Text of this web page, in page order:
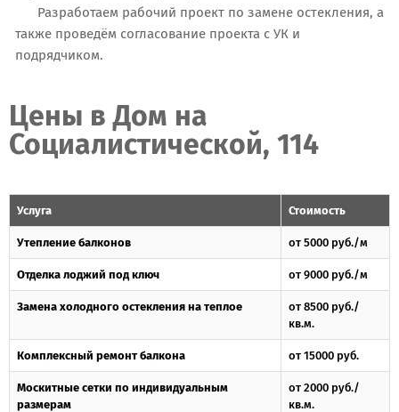
Разработаем рабочий проект по замене остекления, а
также проведём согласование проекта с УК и
подрядчиком.
Цены в Дом на
Социалистической, 114
Услуга Стоимость
Утепление балконов от 5000 руб./м
Отделка лоджий под ключ от 9000 руб./м
Замена холодного остекления на теплое
от 8500 руб./
кв.м.
Комплексный ремонт балкона от 15000 руб.
Москитные сетки по индивидуальным
размерам
от 2000 руб./
кв.м.